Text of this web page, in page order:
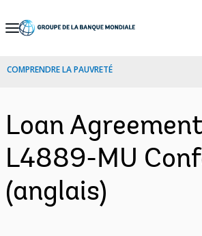
Skip
Navigation
COMPRENDRE LA PAUVRETÉ
Loan
L4889-MU
(anglais)